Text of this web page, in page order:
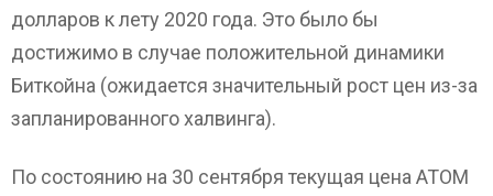
долларов к лету 2020 года. Это было бы
достижимо в случае положительной динамики
Биткойна (ожидается значительный рост цен из-за
запланированного халвинга).
По состоянию на 30 сентября текущая цена ATOM